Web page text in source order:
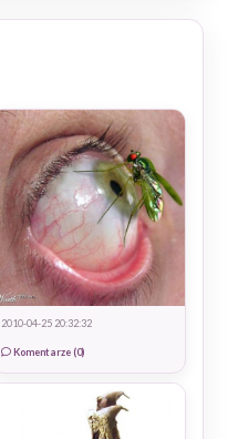
2010-04-25 20:32:32
Komentarze (0)